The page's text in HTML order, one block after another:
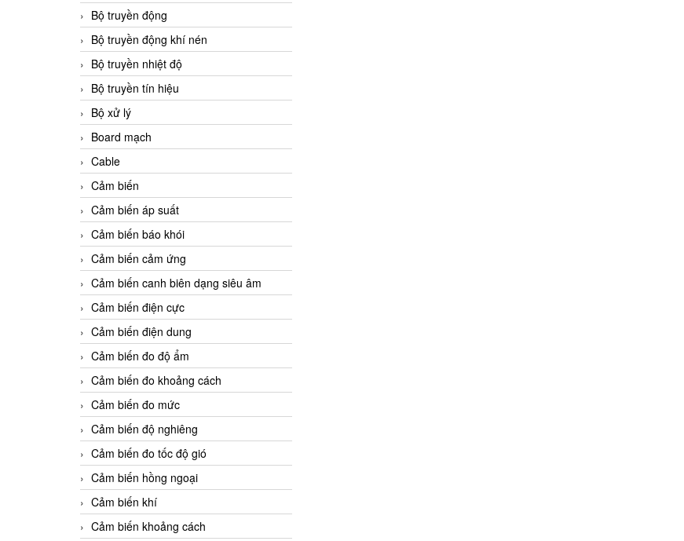
Bộ truyền động
Bộ truyền động khí nén
Bộ truyền nhiệt độ
Bộ truyền tín hiệu
Bộ xử lý
Board mạch
Cable
Cảm biến
Cảm biến áp suất
Cảm biến báo khói
Cảm biến cảm ứng
Cảm biến canh biên dạng siêu âm
Cảm biến điện cực
Cảm biến điện dung
Cảm biến đo độ ẩm
Cảm biến đo khoảng cách
Cảm biến đo mức
Cảm biến độ nghiêng
Cảm biến đo tốc độ gió
Cảm biến hồng ngoại
Cảm biến khí
Cảm biến khoảng cách